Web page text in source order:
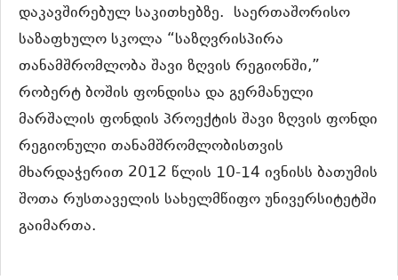
დაკავშირებულ საკითხებზე. საერთაშორისო
საზაფხულო სკოლა “საზღვრისპირა
თანამშრომლობა შავი ზღვის რეგიონში,”
რობერტ ბოშის ფონდისა და გერმანული
მარშალის ფონდის პროექტის შავი ზღვის ფონდი
რეგიონული თანამშრომლობისთვის
მხარდაჭერით 2012 წლის 10-14 ივნისს ბათუმის
შოთა რუსთაველის სახელმწიფო უნივერსიტეტში
გაიმართა.